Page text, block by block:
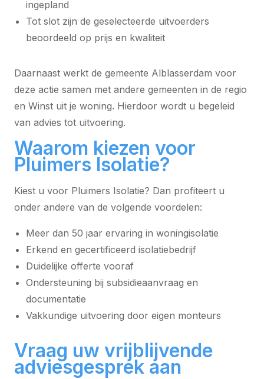
ingepland
Tot slot zijn de geselecteerde uitvoerders
beoordeeld op prijs en kwaliteit
Daarnaast werkt de gemeente Alblasserdam voor
deze actie samen met andere gemeenten in de regio
en Winst uit je woning. Hierdoor wordt u begeleid
van advies tot uitvoering.
Waarom kiezen voor
Pluimers Isolatie?
Kiest u voor Pluimers Isolatie? Dan profiteert u
onder andere van de volgende voordelen:
Meer dan 50 jaar ervaring in woningisolatie
Erkend en gecertificeerd isolatiebedrijf
Duidelijke offerte vooraf
Ondersteuning bij subsidieaanvraag en
documentatie
Vakkundige uitvoering door eigen monteurs
Vraag uw vrijblijvende
adviesgesprek aan